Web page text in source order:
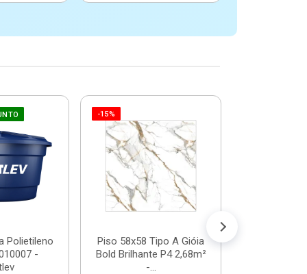
Polietileno
-
-15%
Piso 58x58 Tipo A Gióia
Bold Brilhante P4 2,68m²
-...